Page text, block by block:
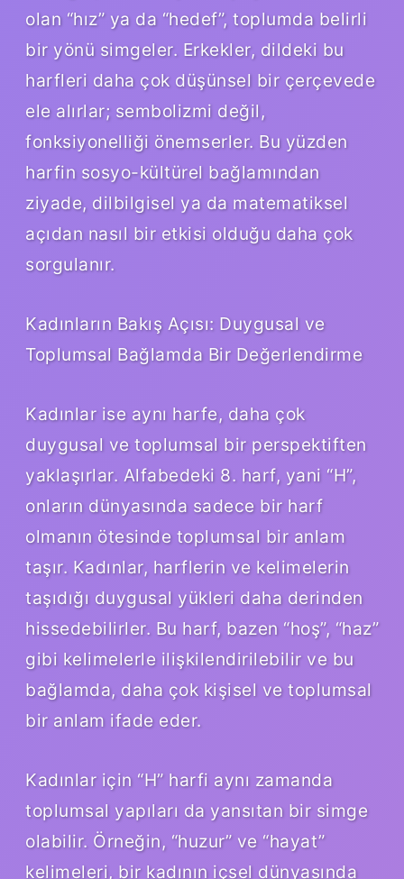
olan “hız” ya da “hedef”, toplumda belirli
bir yönü simgeler. Erkekler, dildeki bu
harfleri daha çok düşünsel bir çerçevede
ele alırlar; sembolizmi değil,
fonksiyonelliği önemserler. Bu yüzden
harfin sosyo-kültürel bağlamından
ziyade, dilbilgisel ya da matematiksel
açıdan nasıl bir etkisi olduğu daha çok
sorgulanır.
Kadınların Bakış Açısı: Duygusal ve
Toplumsal Bağlamda Bir Değerlendirme
Kadınlar ise aynı harfe, daha çok
duygusal ve toplumsal bir perspektiften
yaklaşırlar. Alfabedeki 8. harf, yani “H”,
onların dünyasında sadece bir harf
olmanın ötesinde toplumsal bir anlam
taşır. Kadınlar, harflerin ve kelimelerin
taşıdığı duygusal yükleri daha derinden
hissedebilirler. Bu harf, bazen “hoş”, “haz”
gibi kelimelerle ilişkilendirilebilir ve bu
bağlamda, daha çok kişisel ve toplumsal
bir anlam ifade eder.
Kadınlar için “H” harfi aynı zamanda
toplumsal yapıları da yansıtan bir simge
olabilir. Örneğin, “huzur” ve “hayat”
kelimeleri, bir kadının içsel dünyasında